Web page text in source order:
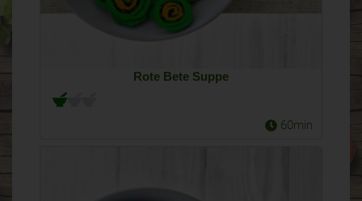
Rote Bete Suppe
60min